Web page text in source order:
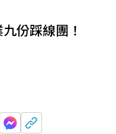
份踩線團！